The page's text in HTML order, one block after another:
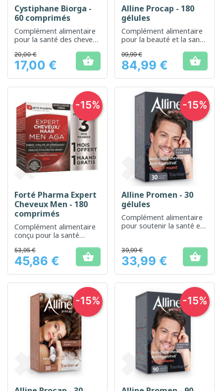
Cystiphane Biorga -
60 comprimés
Complément alimentaire
pour la santé des cheveux
Prix
20,00 €
17,00 € 
Alline Procap - 180
gélules
Complément alimentaire
pour la beauté et la santé
Prix
99,99 €
84,99 € 
Forté Pharma Expert
Cheveux Men - 180
comprimés
Complément alimentaire
conçu pour la santé
Prix
53,95 €
45,86 € 
-15%
Alline Promen - 30
gélules
Complément alimentaire
pour soutenir la santé et
Prix
39,99 €
33,99 € 
-15%
-15% -15%